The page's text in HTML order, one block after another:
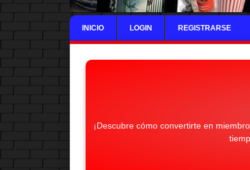
INICIO LOGIN REGISTRARSE
¡Descubre cómo convertirte en